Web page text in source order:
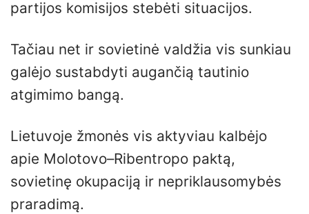
partijos komisijos stebėti situacijos.
Tačiau net ir sovietinė valdžia vis sunkiau
galėjo sustabdyti augančią tautinio
atgimimo bangą.
Lietuvoje žmonės vis aktyviau kalbėjo
apie Molotovo–Ribentropo paktą,
sovietinę okupaciją ir nepriklausomybės
praradimą.